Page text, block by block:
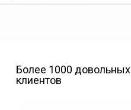
Более 1000 довольных
клиентов